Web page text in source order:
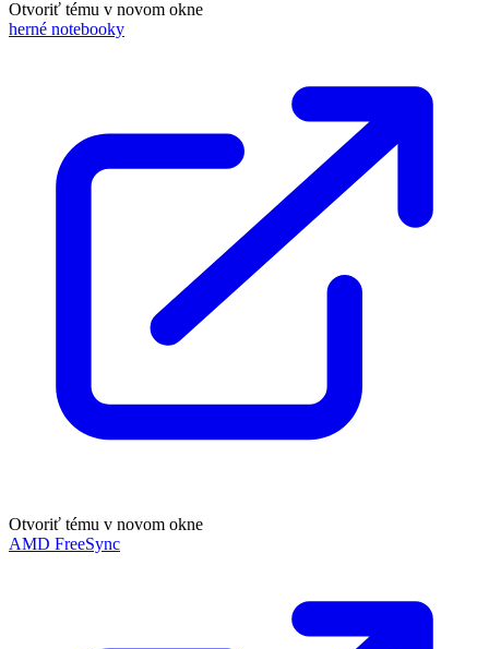
Otvoriť tému v novom okne
herné notebooky
Otvoriť tému v novom okne
AMD FreeSync